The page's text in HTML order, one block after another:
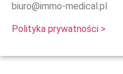
biuro@immo-medical.pl
Polityka prywatności >